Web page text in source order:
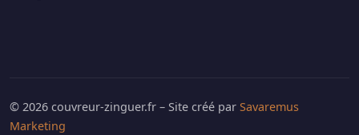
© 2026 couvreur-zinguer.fr – Site créé par Savaremus
Marketing